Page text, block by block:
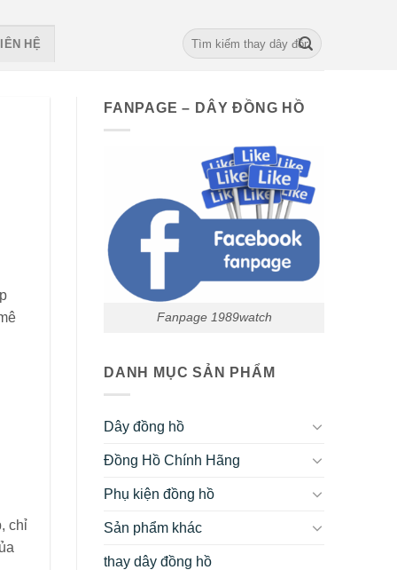
HỆ
Search
for:
chỉ
FANPAGE – DÂY ĐỒNG HỒ
Fanpage 1989watch
DANH MỤC SẢN PHẨM
Dây đồng hồ
Đồng Hồ Chính Hãng
Phụ kiện đồng hồ
Sản phẩm khác
thay dây đồng hồ